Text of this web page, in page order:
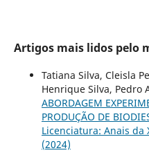
Artigos mais lidos pelo
Tatiana Silva, Cleisla
Henrique Silva, Pedro
ABORDAGEM
PRODUÇÃO DE
Licenciatura: Anais da
(2024)